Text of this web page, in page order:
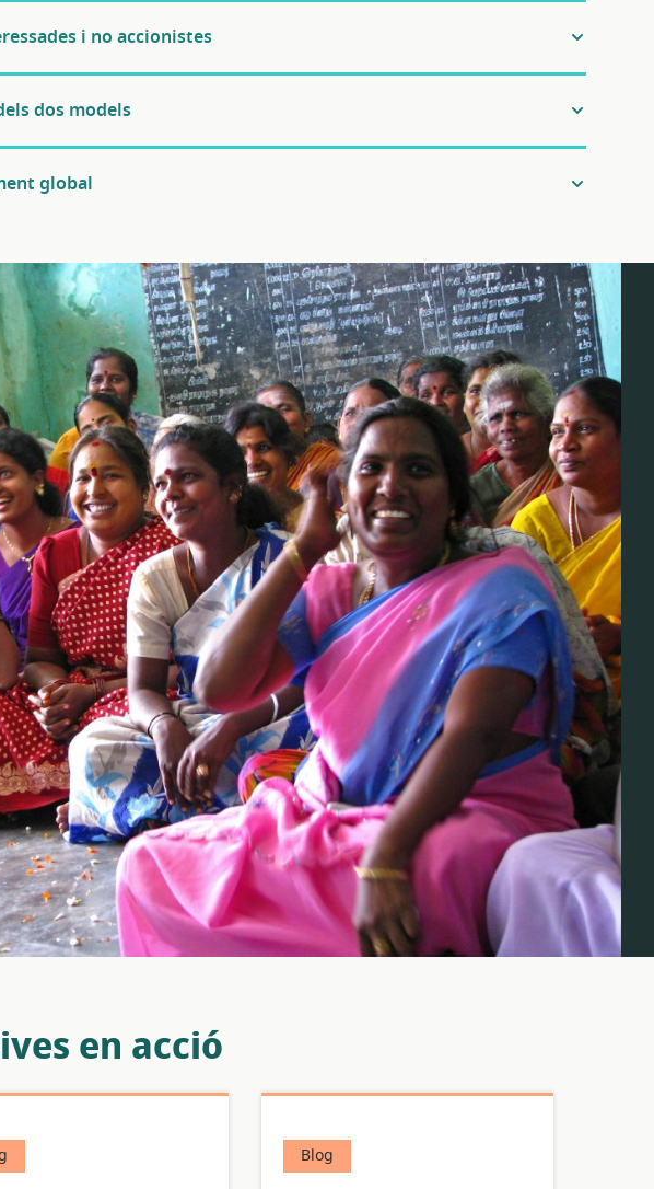
i no accionistes
dos models
global
en acció
Blog